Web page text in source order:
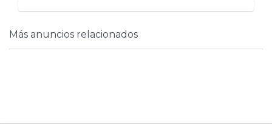
Más anuncios relacionados